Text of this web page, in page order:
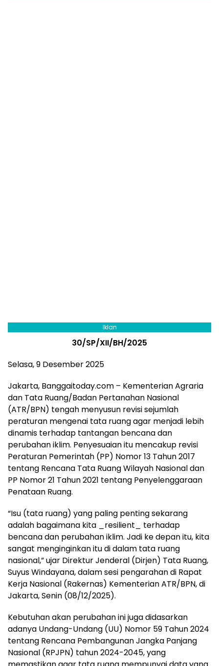
Iklan
30/SP/XII/BH/2025
Selasa, 9 Desember 2025
Jakarta, Banggaitoday.com – Kementerian Agraria
dan Tata Ruang/Badan Pertanahan Nasional
(ATR/BPN) tengah menyusun revisi sejumlah
peraturan mengenai tata ruang agar menjadi lebih
dinamis terhadap tantangan bencana dan
perubahan iklim. Penyesuaian itu mencakup revisi
Peraturan Pemerintah (PP) Nomor 13 Tahun 2017
tentang Rencana Tata Ruang Wilayah Nasional dan
PP Nomor 21 Tahun 2021 tentang Penyelenggaraan
Penataan Ruang.
“Isu (tata ruang) yang paling penting sekarang
adalah bagaimana kita _resilient_ terhadap
bencana dan perubahan iklim. Jadi ke depan itu, kita
sangat menginginkan itu di dalam tata ruang
nasional,” ujar Direktur Jenderal (Dirjen) Tata Ruang,
Suyus Windayana, dalam sesi pengarahan di Rapat
Kerja Nasional (Rakernas) Kementerian ATR/BPN, di
Jakarta, Senin (08/12/2025).
Kebutuhan akan perubahan ini juga didasarkan
adanya Undang-Undang (UU) Nomor 59 Tahun 2024
tentang Rencana Pembangunan Jangka Panjang
Nasional (RPJPN) tahun 2024-2045, yang